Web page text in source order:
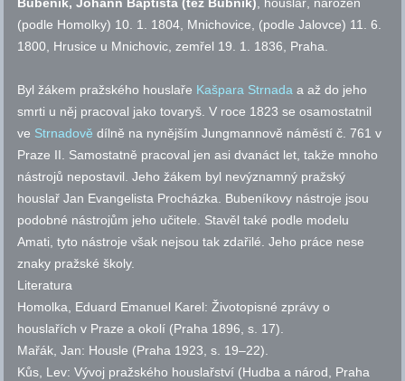
Bubeník, Johann Baptista (též Bubnik), houslař, narozen
(podle Homolky) 10. 1. 1804, Mnichovice, (podle Jalovce) 11. 6.
1800, Hrusice u Mnichovic, zemřel 19. 1. 1836, Praha.
Byl žákem pražského houslaře Kašpara Strnada a až do jeho
smrti u něj pracoval jako tovaryš. V roce 1823 se osamostatnil
ve Strnadově dílně na nynějším Jungmannově náměstíč. 761 v
Praze II. Samostatně pracoval jen asi dvanáct let, takže mnoho
nástrojů nepostavil. Jeho žákem byl nevýznamný pražský
houslař Jan Evangelista Procházka. Bubeníkovy nástroje jsou
podobné nástrojům jeho učitele. Stavěl také podle modelu
Amati, tyto nástroje však nejsou tak zdařilé. Jeho práce nese
znaky pražské školy.
Literatura
Homolka, Eduard Emanuel Karel: Životopisné zprávy o
houslařích v Praze a okolí (Praha 1896, s. 17).
Mařák, Jan: Housle (Praha 1923, s. 19–22).
Kůs, Lev: Vývoj pražského houslařství (Hudba a národ, Praha